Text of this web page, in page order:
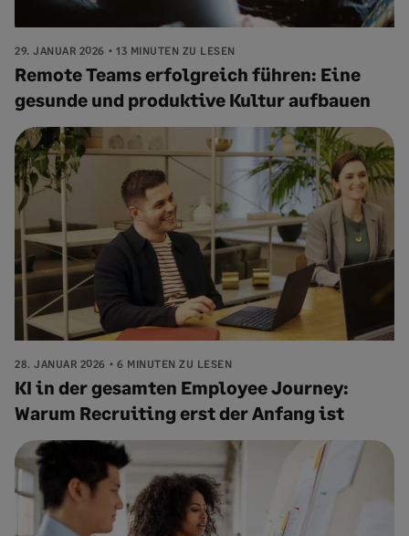
29. JANUAR 2026 13 MINUTEN ZU LESEN
Remote Teams erfolgreich führen: Eine
gesunde und produktive Kultur aufbauen
28. JANUAR 2026 6 MINUTEN ZU LESEN
KI in der gesamten Employee Journey:
Warum Recruiting erst der Anfang ist